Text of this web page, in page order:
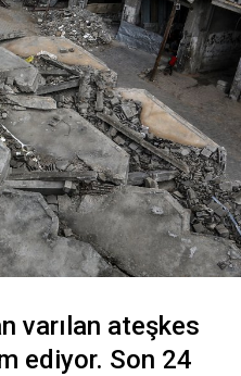
varılan ateşkes
ediyor. Son 24